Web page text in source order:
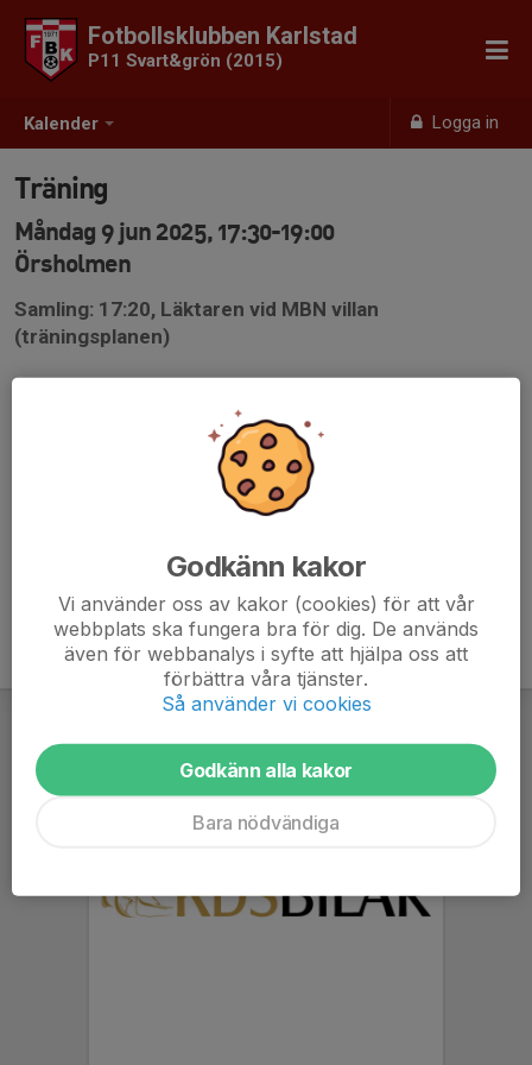
Kalender Logga in
Fotbollsklubben Karlstad
P11 Svart&grön (2015)
Träning
Måndag 9 jun 2025, 17:30-19:00
Örsholmen
Samling: 17:20, Läktaren vid MBN villan
(träningsplanen)
Godkänn kakor
Vi använder oss av kakor (cookies) för att vår
webbplats ska fungera bra för dig. De används
även för webbanalys i syfte att hjälpa oss att
förbättra våra tjänster.
Så använder vi cookies
Godkänn alla kakor
Bara nödvändiga